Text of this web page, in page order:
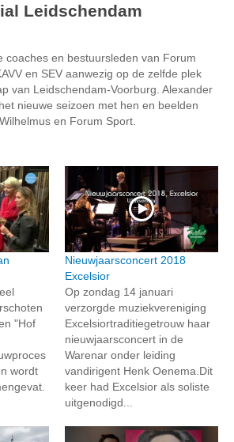
Leidschendam
coaches en bestuursleden van Forum
en SEV aanwezig op de zelfde plek
van Leidschendam-Voorburg. Alexander
nieuwe seizoen met hen en beelden
en Forum Sport.
"Hof
wordt
Nieuwjaarsconcert 2018
Excelsior
Op zondag 14 januari
verzorgde muziekvereniging
Excelsiortraditiegetrouw haar
nieuwjaarsconcert in de
Warenar onder leiding
vandirigent Henk Oenema.Dit
keer had Excelsior als soliste
uitgenodigd...